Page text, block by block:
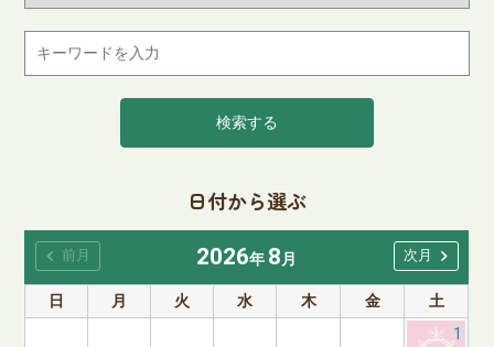
日付から選ぶ
2026年8月
日
月 火 水 木 金
土
1
chevron_left 前月 次月 chevron_right
検索する